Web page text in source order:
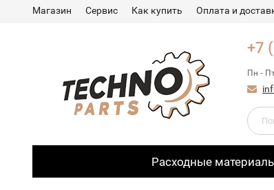
Магазин Сервис Как купить Оплата и
+7
Пн -
Расходные